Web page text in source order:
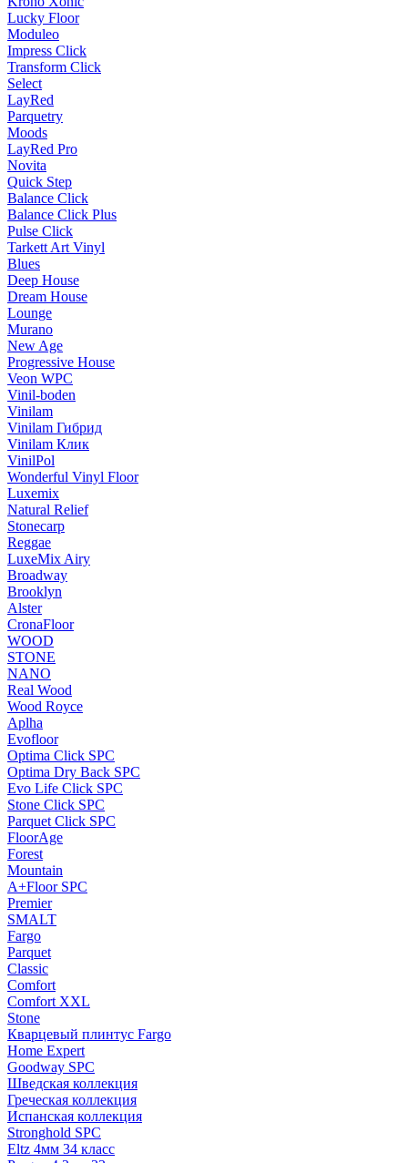
Lucky Floor
Moduleo
Impress Click
Transform Click
Select
LayRed
Parquetry
Moods
LayRed Pro
Novita
Quick Step
Balance Click
Balance Click Plus
Pulse Click
Tarkett Art Vinyl
Blues
Deep House
Dream House
Lounge
Murano
New Age
Progressive House
Veon WPC
Vinil-boden
Vinilam
Vinilam Гибрид
Vinilam Клик
VinilPol
Wonderful Vinyl Floor
Luxemix
Natural Relief
Stonecarp
Reggae
LuxeMix Airy
Broadway
Brooklyn
Alster
CronaFloor
WOOD
STONE
NANO
Real Wood
Wood Royce
Aplha
Evofloor
Optima Click SPC
Optima Dry Back SPC
Evo Life Click SPC
Stone Click SPC
Parquet Click SPC
FloorAge
Forest
Mountain
A+Floor SPC
Premier
SMALT
Fargo
Parquet
Classic
Comfort
Comfort XXL
Stone
Кварцевый плинтус Fargo
Home Expert
Goodway SPC
Шведская коллекция
Греческая коллекция
Испанская коллекция
Stronghold SPC
Eltz 4мм 34 класс